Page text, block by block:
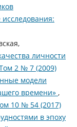
исследования:
личности
2 № 7 (2009)
модели
времени» ,
10 № 54 (2017)
в эпоху